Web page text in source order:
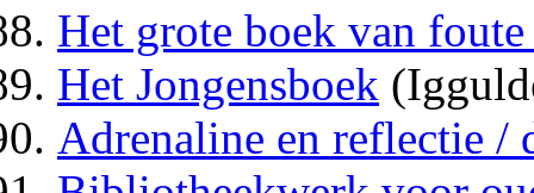
Het grote boek van
Het Jongensboek
Adrenaline en reflectie /